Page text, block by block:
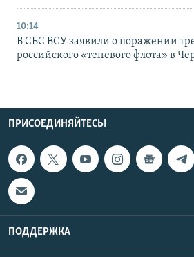
10:14
В СБС ВСУ заявили о поражении
российского «теневого флота» в
ПРИСОЕДИНЯЙТЕСЬ!
ПОДДЕРЖКА